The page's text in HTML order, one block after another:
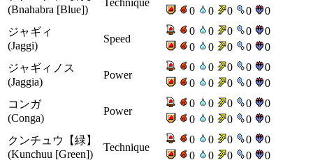
(Bnahabra [Blue])
Technique
0
0 0 0
0
ジャギィ
(Jaggi)
Speed
0 0 0 0
0
0
0 0 0
0
ジャギィノス
(Jaggia)
Power
0 0 0 0
0
0
0 0 0
0
コンガ
(Conga)
Power
0 0 0 0
0
0
0 0 0
0
クンチュウ【緑】
(Kunchuu [Green])
Technique
0 0 0 0
0
0
0 0 0 0